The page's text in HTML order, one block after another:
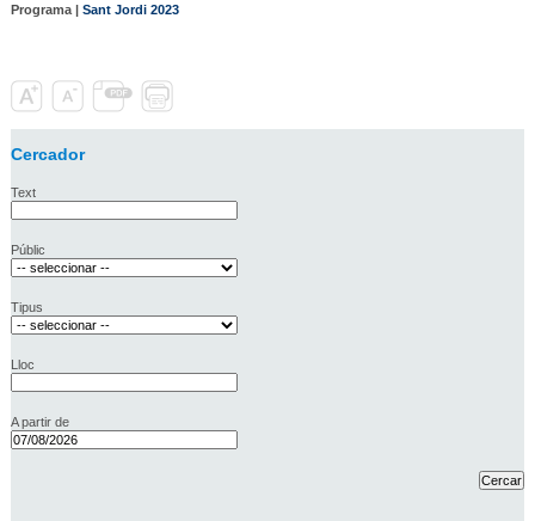
Programa | Sant Jordi 2023
Cercador
Text
Públic
Tipus
Lloc
A partir de